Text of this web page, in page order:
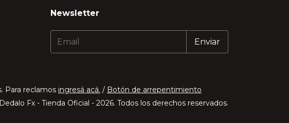
Newsletter
Para reclamos ingresá acá. / Botón de arrepentimiento
Fx - Tienda Oficial - 2026. Todos los derechos reservados.